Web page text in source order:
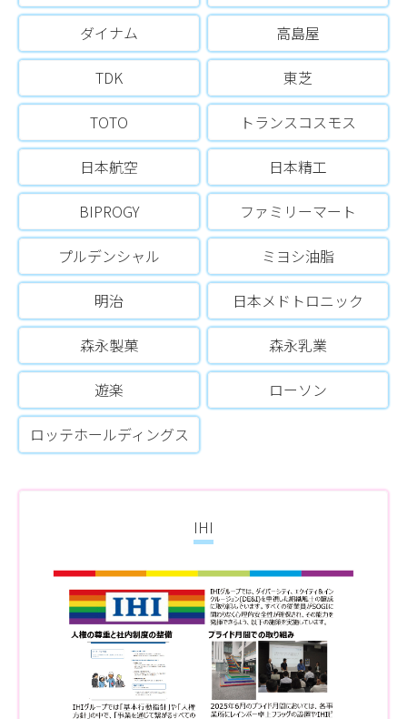
ダイナム 高島屋
TDK 東芝
TOTO トランスコスモス
日本航空 日本精工
BIPROGY ファミリーマート
プルデンシャル ミヨシ油脂
明治 日本メドトロニック
森永製菓 森永乳業
遊楽 ローソン
ロッテホールディングス
IHI